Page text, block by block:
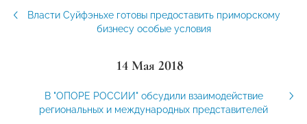
Власти Суйфэньхе готовы предоставить приморскому
бизнесу особые условия
14 Мая 2018
В "ОПОРЕ РОССИИ" обсудили взаимодействие
региональных и международных представителей